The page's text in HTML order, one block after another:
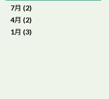
7月 (2)
4月 (2)
1月 (3)